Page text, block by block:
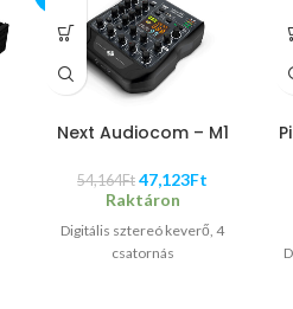
Next Audiocom – M1
54,164Ft 47,123Ft
Raktáron
Digitális sztereó keverő, 4
csatornás